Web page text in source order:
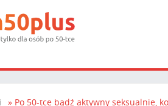
Po 50-tce bądź aktywny seksualnie,